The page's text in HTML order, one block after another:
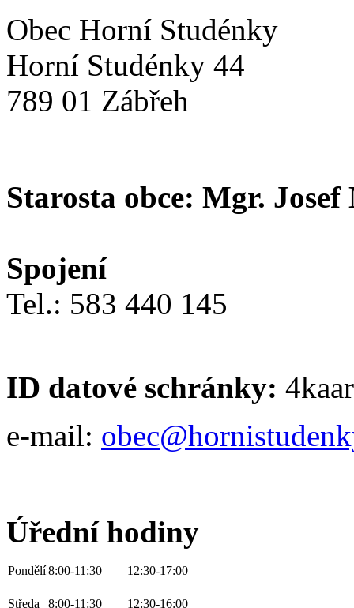
Obec Horní Studénky
Horní Studénky 44
789 01 Zábřeh
Starosta obce: Mgr.
Spojení
Tel.: 583 440 145
ID datové schránky:
e-mail:
Úřední hodiny
Pondělí8:00-11:30 12:30-17:00
Středa 8:00-11:30 12:30-16:00